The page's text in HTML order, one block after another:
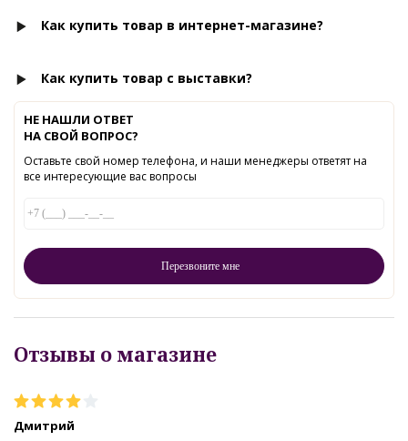
Как купить товар в интернет-магазине?
Как купить товар с выставки?
НЕ НАШЛИ ОТВЕТ
НА СВОЙ ВОПРОС?
Оставьте свой номер телефона, и наши менеджеры ответят на
все интересующие вас вопросы
Отзывы о магазине
Дмитрий